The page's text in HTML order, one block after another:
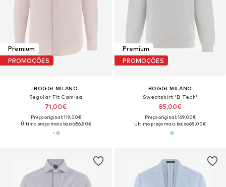
Premium
PROMOÇÕES
BOGGI MILANO
Regular Fit Camisa
71,00€
Preço original: 119,00€
Último preço mais baixo:56,80€
Premium
PROMOÇÕES
BOGGI MILANO
Sweatshirt 'B Tech'
85,00€
Preço original: 169,00€
Último preço mais baixo:68,00€